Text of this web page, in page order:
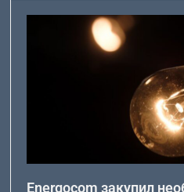
Energocom закупил